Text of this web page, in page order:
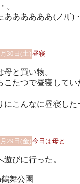
。
ああああああ(ノД`)
30日(土)昼寝
母と買い物。
こたつで昼寝してい
にこんなに昼寝した
29日(金)今日は母と
遊びに行った。
舞公園